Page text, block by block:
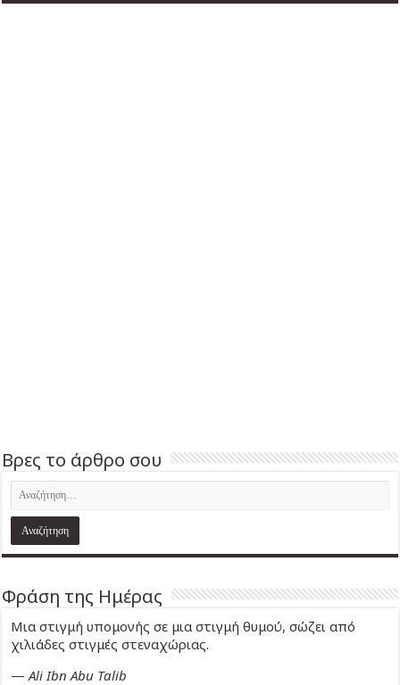
Βρες το άρθρο σου
Φράση της Ημέρας
Μια στιγμή υπομονής σε μια στιγμή θυμού, σώζει από
χιλιάδες στιγμές στεναχώριας.
—Ali Ibn Abu Talib